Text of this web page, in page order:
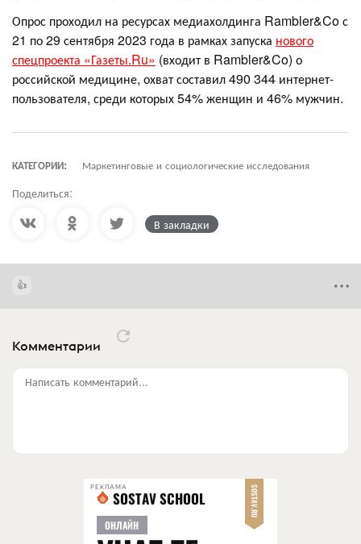
Опрос проходил на ресурсах медиахолдинга Rambler&Co с
21 по 29 сентября 2023 года в рамках запуска нового
спецпроекта «Газеты.Ru» (входит в Rambler&Co) о
российской медицине, охват составил 490 344 интернет-
пользователя, среди которых 54% женщин и 46% мужчин.
КАТЕГОРИИ: Маркетинговые и социологические исследования
Поделиться:
В закладки
Комментарии
Написать комментарий...
РЕКЛАМА